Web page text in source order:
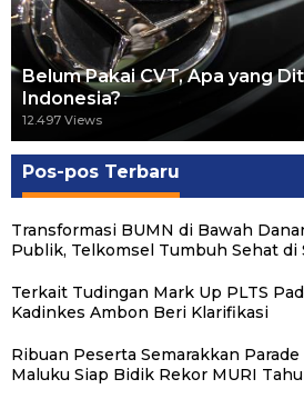
Belum Pakai CVT, Apa yang
Indonesia?
12.497 Views
Pos-pos Terbaru
Transformasi BUMN di Bawah
Publik, Telkomsel Tumbuh Sehat di
Terkait Tudingan Mark Up PLTS
Kadinkes Ambon Beri Klarifikasi
Ribuan Peserta Semarakkan
Maluku Siap Bidik Rekor MURI